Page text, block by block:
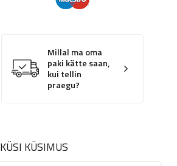
Millal ma oma
paki kätte saan,
kui tellin
praegu?
KÜSI KÜSIMUS